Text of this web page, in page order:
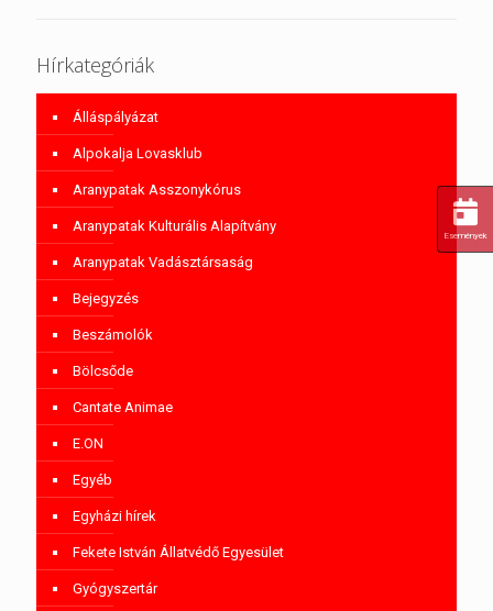
Hírkategóriák
Álláspályázat
Alpokalja Lovasklub
Aranypatak Asszonykórus
Aranypatak Kulturális Alapítvány
Aranypatak Vadásztársaság
Bejegyzés
Beszámolók
Bölcsőde
Cantate Animae
E.ON
Egyéb
Egyházi hírek
Fekete István Állatvédő Egyesület
Gyógyszertár
Események